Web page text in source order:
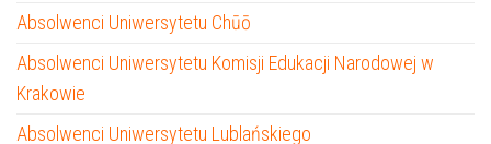
Absolwenci Uniwersytetu Chūō
Absolwenci Uniwersytetu Komisji Edukacji Narodowej w
Krakowie
Absolwenci Uniwersytetu Lublańskiego